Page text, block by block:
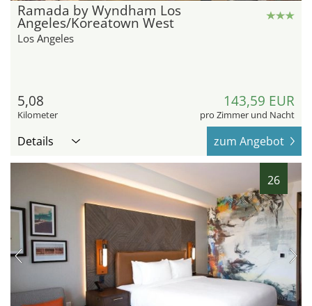
Ramada by Wyndham Los
Angeles/Koreatown West
Los Angeles
5,08
Kilometer
143,59 EUR
pro Zimmer und Nacht
Details zum Angebot
26